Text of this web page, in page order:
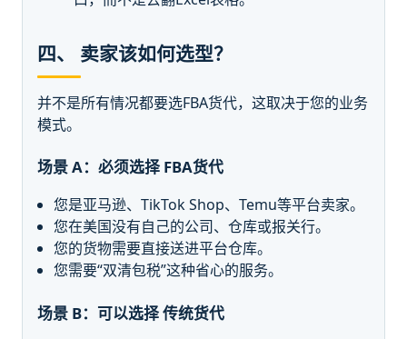
四、 卖家该如何选型？
并不是所有情况都要选FBA货代，这取决于您的业务
模式。
场景 A：必须选择 FBA货代
您是亚马逊、TikTok Shop、Temu等平台卖家。
您在美国没有自己的公司、仓库或报关行。
您的货物需要直接送进平台仓库。
您需要“双清包税”这种省心的服务。
场景 B：可以选择 传统货代